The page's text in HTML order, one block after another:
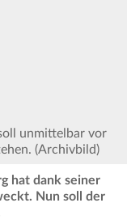
unmittelbar vor
(Archivbild)
hat dank seiner
Nun soll der